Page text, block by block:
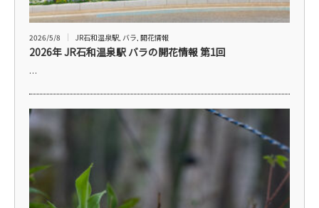
2026/5/8 JR石和温泉駅 バラ 開花情報
2026年 JR石和温泉駅 バラの開花情報 第1回
…